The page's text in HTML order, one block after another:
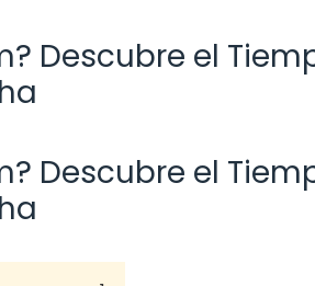
Descubre el
Descubre el